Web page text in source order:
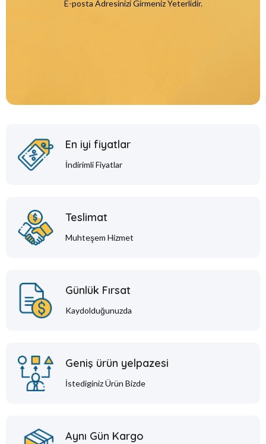
E-posta Adresinizi Girmeniz Yeterlidir.
En iyi fiyatlar
İndirimli Fiyatlar
Teslimat
Muhteşem Hizmet
Günlük Fırsat
Kaydolduğunuzda
Geniş ürün yelpazesi
İstediginiz Ürün Bizde
Aynı Gün Kargo